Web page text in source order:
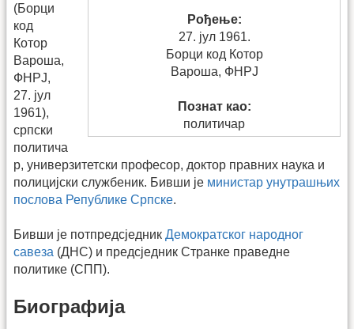
Рођење:
27. јул 1961.
Борци код Котор
Вароша, ФНРЈ
Познат као:
политичар
(Борци
код
Котор
Вароша,
ФНРЈ,
27. јул
1961),
српски
политича
р, универзитетски професор, доктор правних наука и
полицијски службеник. Бивши је министар унутрашњих
послова Републике Српске.
Бивши је потпредсједник Демократског народног
савеза (ДНС) и предсједник Странке праведне
политике (СПП).
Биографија